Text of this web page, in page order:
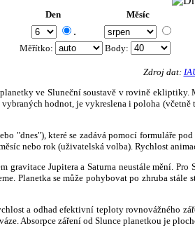
Den Měsíc
.
Měřítko: Body:
Zdroj dat:
ve Sluneční soustavě v rovině
hodnot, je vykreslena i poloha
"dnes"), které se zadává pomocí formuláře
nebo rok (uživatelská volba). Rychlost
gravitace Jupitera a Saturna neustále mění.
Planetka se může pohybovat po zhruba
a odhad efektivní teploty rovnovážného
Absorpce záření od Slunce planetkou je